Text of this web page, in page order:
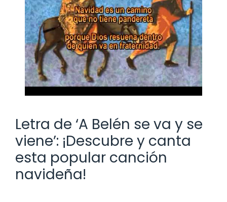
Letra de ‘A Belén se va y se
viene’: ¡Descubre y canta
esta popular canción
navideña!